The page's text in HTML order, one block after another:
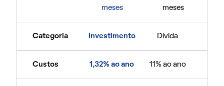
meses
meses
Categoria Investimento Dívida
Custos 1,32% ao ano 11% ao ano